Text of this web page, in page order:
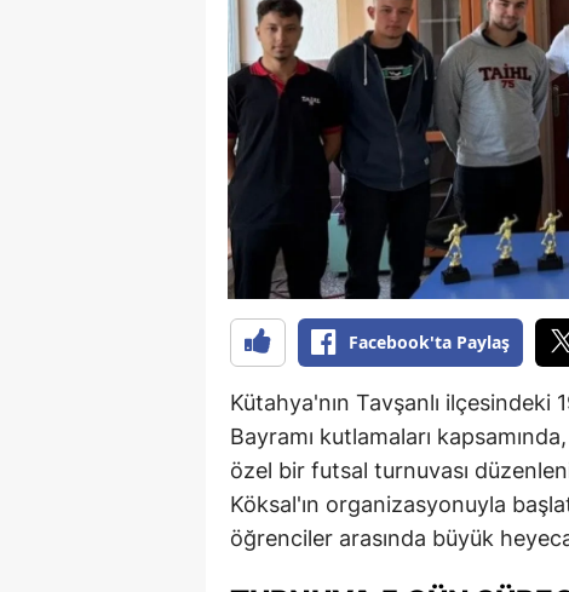
Bitlis
Bolu
Facebook'ta Paylaş
Kütahya'nın Tavşanlı ilçesindeki
Bayramı kutlamaları
özel bir futsal turnuvası
Köksal'ın organizasyonuyla
öğrenciler arasında büyük